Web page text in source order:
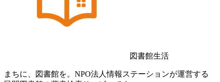
図書館生活
まちに、図書館を。NPO法人情報ステーションが運営する